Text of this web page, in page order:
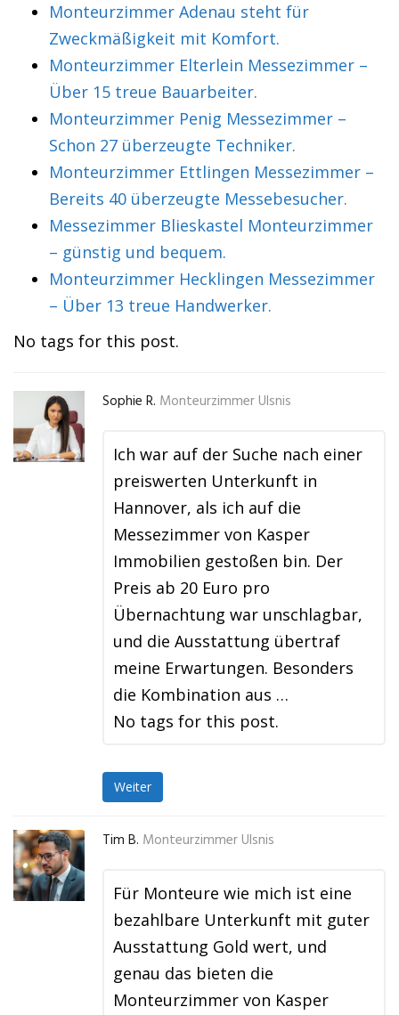
Monteurzimmer Adenau steht für
Zweckmäßigkeit mit Komfort.
Monteurzimmer Elterlein Messezimmer –
Über 15 treue Bauarbeiter.
Monteurzimmer Penig Messezimmer –
Schon 27 überzeugte Techniker.
Monteurzimmer Ettlingen Messezimmer –
Bereits 40 überzeugte Messebesucher.
Messezimmer Blieskastel Monteurzimmer
– günstig und bequem.
Monteurzimmer Hecklingen Messezimmer
– Über 13 treue Handwerker.
No tags for this post.
Sophie R. Monteurzimmer Ulsnis
Ich war auf der Suche nach einer
preiswerten Unterkunft in
Hannover, als ich auf die
Messezimmer von Kasper
Immobilien gestoßen bin. Der
Preis ab 20 Euro pro
Übernachtung war unschlagbar,
und die Ausstattung übertraf
meine Erwartungen. Besonders
die Kombination aus …
No tags for this post.
Weiter
Tim B. Monteurzimmer Ulsnis
Für Monteure wie mich ist eine
bezahlbare Unterkunft mit guter
Ausstattung Gold wert, und
genau das bieten die
Monteurzimmer von Kasper